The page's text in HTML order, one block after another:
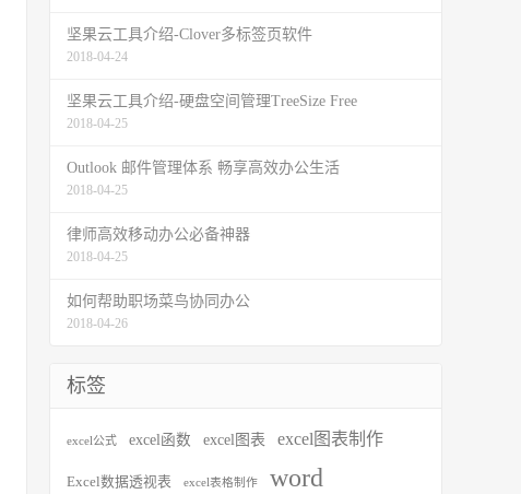
坚果云工具介绍-Clover多标签页软件
2018-04-24
坚果云工具介绍-硬盘空间管理TreeSize Free
2018-04-25
Outlook 邮件管理体系 畅享高效办公生活
2018-04-25
律师高效移动办公必备神器
2018-04-25
如何帮助职场菜鸟协同办公
2018-04-26
标签
excel公式 excel函数 excel图表 excel图表制作
Excel数据透视表 excel表格制作
word